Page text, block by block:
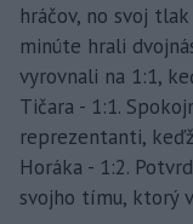
hráčov, no svoj
minúte hrali
vyrovnali na 1:1,
Tičara - 1:1.
reprezentanti,
Horáka - 1:2.
svojho tímu, ktorý